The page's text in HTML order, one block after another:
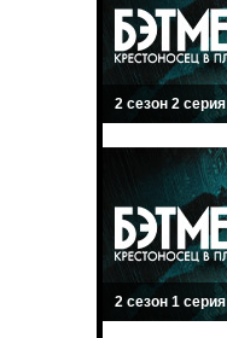
2 сезон 2 серия
2 сезон 1 серия